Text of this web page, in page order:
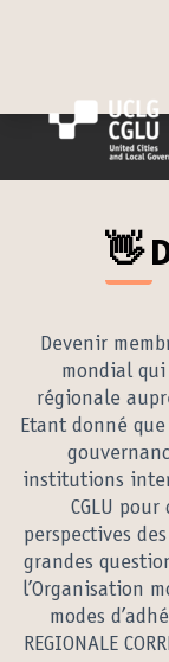
👋
Devenir
mondial
régionale
Etant donné
institutions
CGLU
perspectives
grandes
l’Organisation
modes
REGIONALE